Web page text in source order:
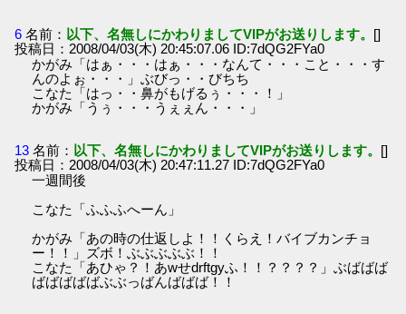
6 名前： 以下、名無しにかわりましてVIPがお送りします。 []
投稿日：2008/04/03(木) 20:45:07.06 ID:7dQG2FYa0
かがみ「はぁ・・・はぁ・・・なんて・・・こと・・・す
んのよぉ・・・」ぶびっ・・びちち
こなた「はっ・・鼻がもげるぅ・・・！」
かがみ「うぅ・・・うぇぇん・・・」
13 名前： 以下、名無しにかわりましてVIPがお送りします。 []
投稿日：2008/04/03(木) 20:47:11.27 ID:7dQG2FYa0
一週間後
こなた「ふふふへーん」
かがみ「あの時の仕返しよ！！くらえ！バイブカンチョ
ー！！」ズボ！ぶぶぶぶぶ！！
こなた「あひゃ？！あwせdrftgyふ！！？？？？」ぶばばば
ばばばばばぶぶっばんばばば！！